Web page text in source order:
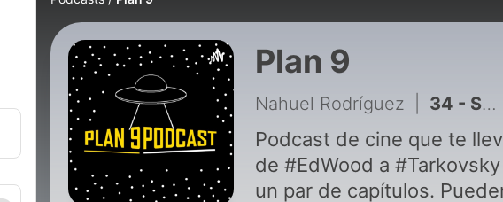
Plan 9
Nahuel Rodríguez 34 - S02 - E12 - Las 10 Mejores Películas de Vampiros con Julieta Manterola
Podcast de cine que te
de #EdWood a
un par de capítulos. Pueden